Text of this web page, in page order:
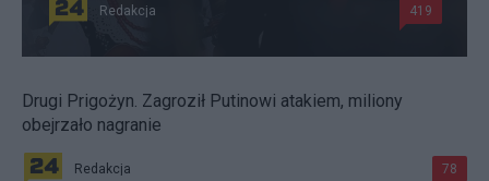
Redakcja 419
Drugi Prigożyn. Zagroził Putinowi atakiem, miliony
obejrzało nagranie
Redakcja 78